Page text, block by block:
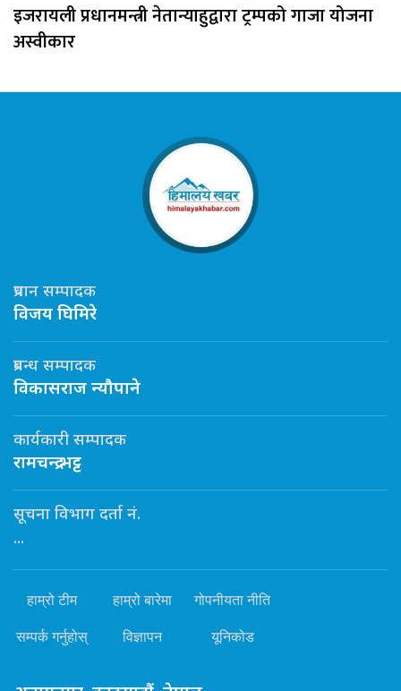
इजरायली प्रधानमन्त्री नेतान्याहुद्वारा ट्रम्पको गाजा योजना
अस्वीकार
प्रधान सम्पादक
विजय घिमिरे
प्रबन्ध सम्पादक
विकासराज न्यौपाने
कार्यकारी सम्पादक
रामचन्द्र भट्ट
सूचना विभाग दर्ता नं.
...
हाम्रो टीम हाम्रो बारेमा गोपनीयता नीति
सम्पर्क गर्नुहोस् विज्ञापन यूनिकोड